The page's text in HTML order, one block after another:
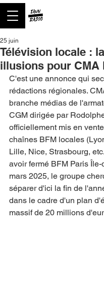
Télévision locale :
illusions pour CMA
25 juin
C'est une annonce qui
rédactions régionales.
branche médias de
CGM dirigée par
officiellement mis en
chaînes BFM locales
Lille, Nice, Strasbourg,
avoir fermé BFM Paris Île-
mars 2025, le groupe
séparer d'ici la fin de
dans le cadre d'un plan
massif de 20 millions